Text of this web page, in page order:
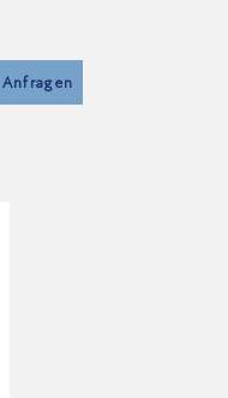
Anfragen